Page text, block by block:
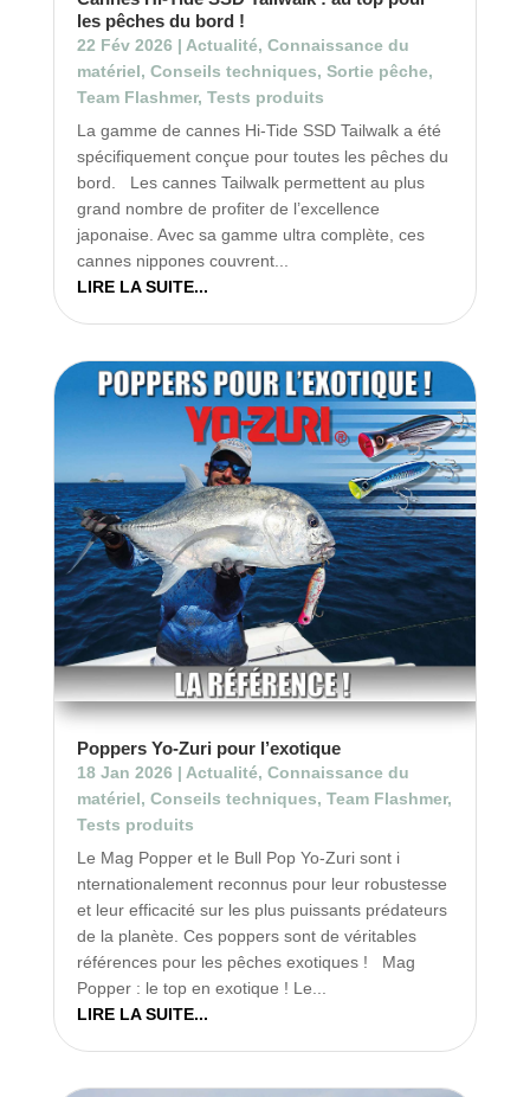
les pêches du bord !
22 Fév 2026 | Actualité, Connaissance du
matériel, Conseils techniques, Sortie pêche,
Team Flashmer, Tests produits
La gamme de cannes Hi-Tide SSD Tailwalk a été
spécifiquement conçue pour toutes les pêches du
bord. Les cannes Tailwalk permettent au plus
grand nombre de profiter de l’excellence
japonaise. Avec sa gamme ultra complète, ces
cannes nippones couvrent...
LIRE LA SUITE...
Poppers Yo-Zuri pour l’exotique
18 Jan 2026 | Actualité, Connaissance du
matériel, Conseils techniques, Team Flashmer,
Tests produits
Le Mag Popper et le Bull Pop Yo-Zuri sont i
nternationalement reconnus pour leur robustesse
et leur efficacité sur les plus puissants prédateurs
de la planète. Ces poppers sont de véritables
références pour les pêches exotiques ! Mag
Popper : le top en exotique ! Le...
LIRE LA SUITE...